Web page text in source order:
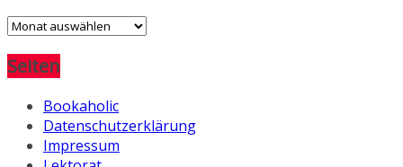
Archiv
Seiten
Bookaholic
Datenschutzerklärung
Impressum